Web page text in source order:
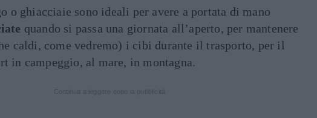
o ghiacciaie sono ideali per avere a portata di mano
quando si passa una giornata all’aperto, per mantenere
caldi, come vedremo) i cibi durante il trasporto, per il
in campeggio, al mare, in montagna.